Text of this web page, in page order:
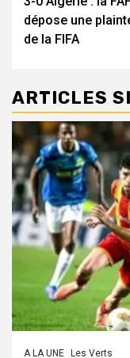
dépose une
de la FIFA
ARTICLES
A LA UNE Les Verts